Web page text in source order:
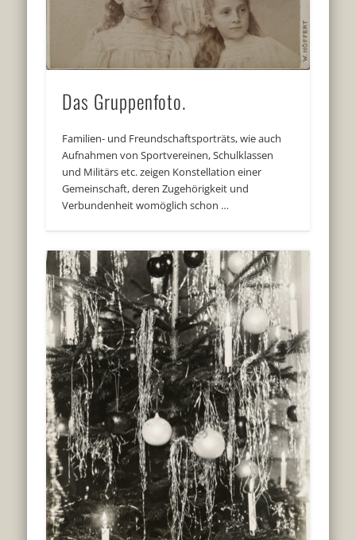
Das Gruppenfoto.
Familien- und Freundschaftsporträts, wie auch
Aufnahmen von Sportvereinen, Schulklassen
und Militärs etc. zeigen Konstellation einer
Gemeinschaft, deren Zugehörigkeit und
Verbundenheit womöglich schon …